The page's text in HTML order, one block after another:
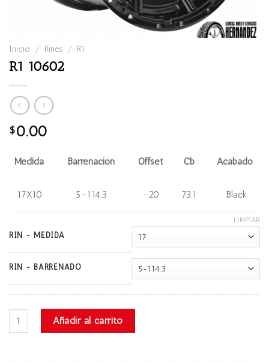
Inicio / Rines / R1
R1 10602
$0.00
Medida Barrenación Offset Cb Acabado
17X10 5-114.3 -20 73.1 Black
RIN - MEDIDA
RIN - BARRENADO
LIMPIAR
R1 10602 cantidadAñadir al carrito